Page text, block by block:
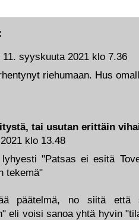
tai usutan erittäin
klo 13.48
"Patsas ei esitä
tekemä"
päätelmä, no siitä että
eli voisi sanoa yhtä hyvin
11. syyskuuta 2021 klo 7.36
riehumaan. Hus